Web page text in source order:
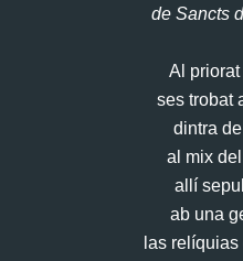
de Sancts
Al priorat
ses trobat
dintra
al mix
allí
ab una
las